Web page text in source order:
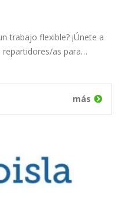
trabajo flexible? ¡Únete a
repartidores/as para…
más